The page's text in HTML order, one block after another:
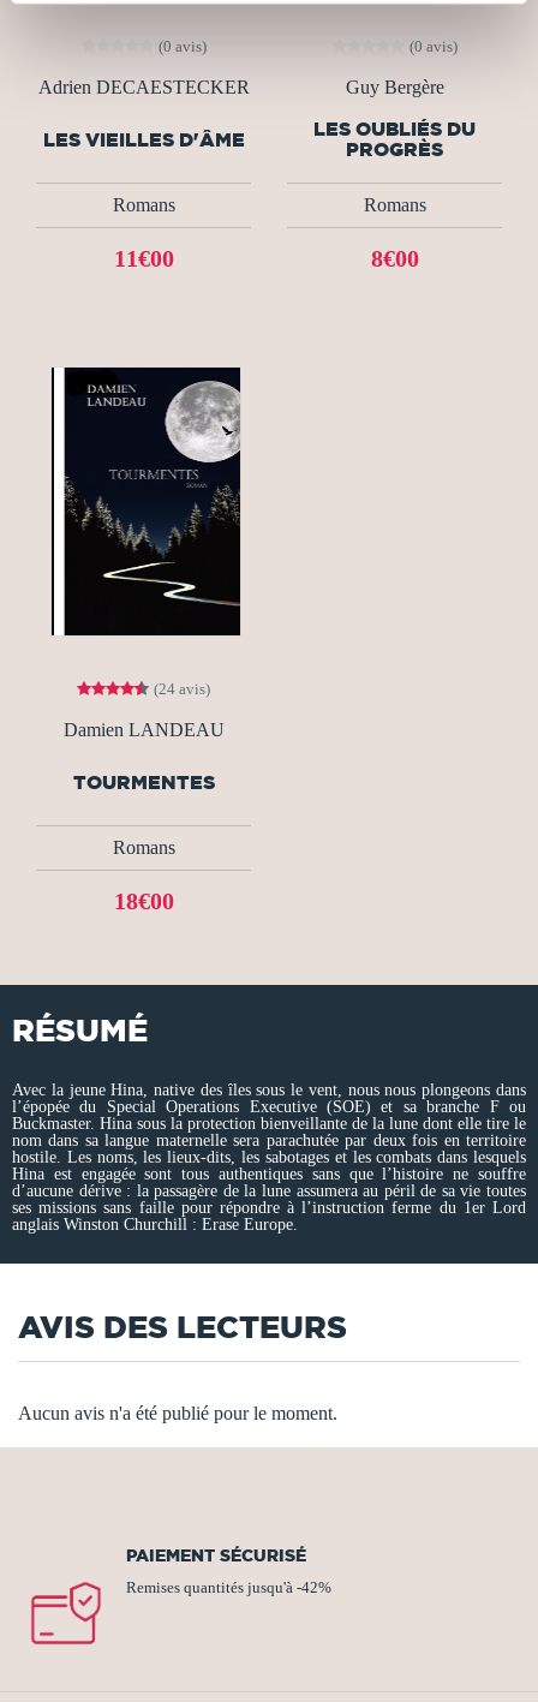
(0 avis)
Adrien DECAESTECKER
LES VIEILLES D'ÂME
Romans
11€00
(0 avis)
Guy Bergère
LES OUBLIÉS DU
PROGRÈS
Romans
8€00
(24 avis)
Damien LANDEAU
TOURMENTES
Romans
18€00
RÉSUMÉ
Avec la jeune Hina, native des îles sous le vent, nous nous plongeons dans
l’épopée du Special Operations Executive (SOE) et sa branche F ou
Buckmaster. Hina sous la protection bienveillante de la lune dont elle tire le
nom dans sa langue maternelle sera parachutée par deux fois en territoire
hostile. Les noms, les lieux-dits, les sabotages et les combats dans lesquels
Hina est engagée sont tous authentiques sans que l’histoire ne souffre
d’aucune dérive : la passagère de la lune assumera au péril de sa vie toutes
ses missions sans faille pour répondre à l’instruction ferme du 1er Lord
anglais Winston Churchill : Erase Europe.
AVIS DES LECTEURS
Aucun avis n'a été publié pour le moment.
PAIEMENT SÉCURISÉ
Remises quantités jusqu'à -42%